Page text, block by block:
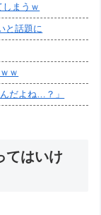
まうｗ
と話題に
ｗ
だよね…？」
てはいけ